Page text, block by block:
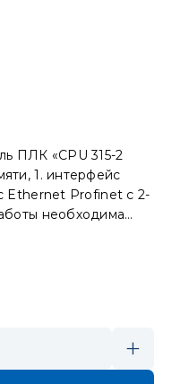
315-2
1. интерфейс
Ethernet Profinet с 2-
необходима
+